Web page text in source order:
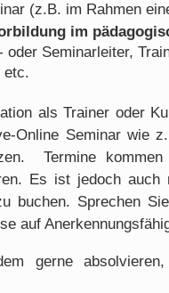
(z.B. im Rahmen
im
oder Seminarleiter,
etc.
als Trainer oder
Online Seminar wie
Termine
Es ist jedoch
buchen. Sprechen
auf
gerne